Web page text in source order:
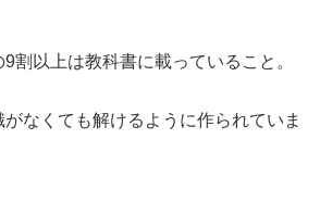
割以上は教科書に載っていること。
なくても解けるように作られていま